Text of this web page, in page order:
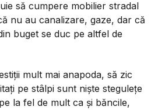
să cumpere mobilier stradal
nu au canalizare, gaze, dar că
buget se duc pe altfel de
mult mai anapoda, să zic
pe stâlpi sunt niște stegulețe
la fel de mult ca și băncile,